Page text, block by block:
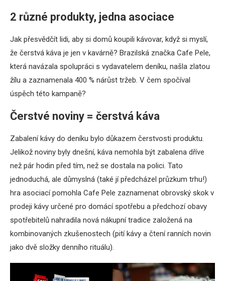
2 různé produkty, jedna asociace
Jak přesvědčít lidi, aby si domů koupili kávovar, když si myslí,
že čerstvá káva je jen v kavárně? Brazilská značka Cafe Pele,
která navázala spolupráci s vydavatelem deníku, našla zlatou
žílu a zaznamenala 400 % nárůst tržeb. V čem spočíval
úspěch této kampaně?
Čerstvé noviny = čerstvá káva
Zabalení kávy do deníku bylo důkazem čerstvosti produktu.
Jelikož noviny byly dnešní, káva nemohla být zabalena dříve
než pár hodin před tím, než se dostala na polici. Tato
jednoduchá, ale důmyslná (také jí předcházel průzkum trhu!)
hra asociací pomohla Cafe Pele zaznamenat obrovský skok v
prodeji kávy určené pro domácí spotřebu a předchozí obavy
spotřebitelů nahradila nová nákupní tradice založená na
kombinovaných zkušenostech (pití kávy a čtení ranních novin
jako dvě složky denního rituálu).